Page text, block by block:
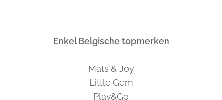
Enkel Belgische topmerken
Mats & Joy
Little Gem
Play&Go